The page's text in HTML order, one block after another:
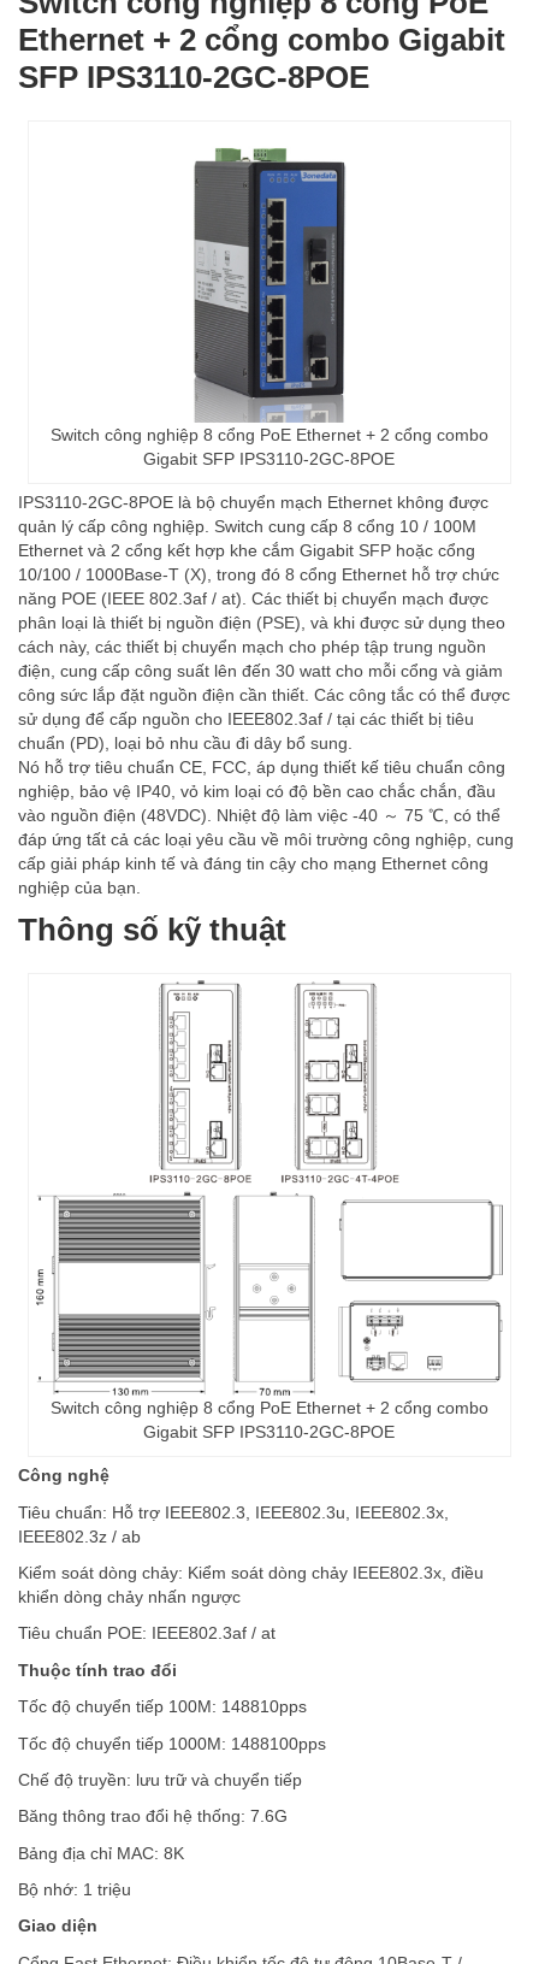
Ethernet + 2 cổng combo Gigabit
SFP IPS3110-2GC-8POE
Switch công nghiệp 8 cổng PoE Ethernet + 2 cổng combo
Gigabit SFP IPS3110-2GC-8POE
IPS3110-2GC-8POE là bộ chuyển mạch Ethernet không được
quản lý cấp công nghiệp. Switch cung cấp 8 cổng 10 / 100M
Ethernet và 2 cổng kết hợp khe cắm Gigabit SFP hoặc cổng
10/100 / 1000Base-T (X), trong đó 8 cổng Ethernet hỗ trợ chức
năng POE (IEEE 802.3af / at). Các thiết bị chuyển mạch được
phân loại là thiết bị nguồn điện (PSE), và khi được sử dụng theo
cách này, các thiết bị chuyển mạch cho phép tập trung nguồn
điện, cung cấp công suất lên đến 30 watt cho mỗi cổng và giảm
công sức lắp đặt nguồn điện cần thiết. Các công tắc có thể được
sử dụng để cấp nguồn cho IEEE802.3af / tại các thiết bị tiêu
chuẩn (PD), loại bỏ nhu cầu đi dây bổ sung.
Nó hỗ trợ tiêu chuẩn CE, FCC, áp dụng thiết kế tiêu chuẩn công
nghiệp, bảo vệ IP40, vỏ kim loại có độ bền cao chắc chắn, đầu
vào nguồn điện (48VDC). Nhiệt độ làm việc -40 ～ 75 ℃, có thể
đáp ứng tất cả các loại yêu cầu về môi trường công nghiệp, cung
cấp giải pháp kinh tế và đáng tin cậy cho mạng Ethernet công
nghiệp của bạn.
Thông số kỹ thuật
Switch công nghiệp 8 cổng PoE Ethernet + 2 cổng combo
Gigabit SFP IPS3110-2GC-8POE
Công nghệ
Tiêu chuẩn: Hỗ trợ IEEE802.3, IEEE802.3u, IEEE802.3x,
IEEE802.3z / ab
Kiểm soát dòng chảy: Kiểm soát dòng chảy IEEE802.3x, điều
khiển dòng chảy nhấn ngược
Tiêu chuẩn POE: IEEE802.3af / at
Thuộc tính trao đổi
Tốc độ chuyển tiếp 100M: 148810pps
Tốc độ chuyển tiếp 1000M: 1488100pps
Chế độ truyền: lưu trữ và chuyển tiếp
Băng thông trao đổi hệ thống: 7.6G
Bảng địa chỉ MAC: 8K
Bộ nhớ: 1 triệu
Giao diện